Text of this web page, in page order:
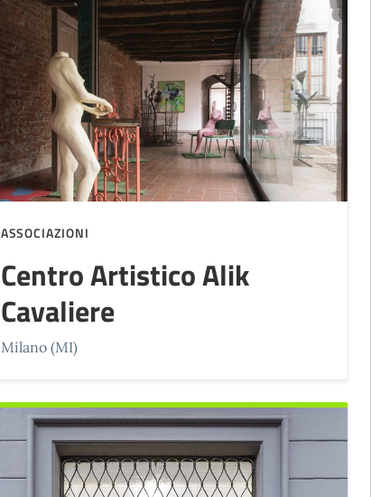
ASSOCIAZIONI
Centro Artistico Alik
Cavaliere
Milano (MI)